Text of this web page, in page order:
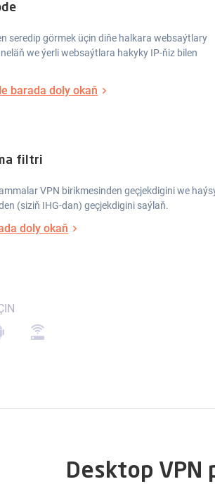
seredip görmek üçin diňe halkara websaýtlary
we ýerli websaýtlara hakyky IP-ňiz bilen
barada doly okaň
filtri
VPN birikmesinden geçjekdigini we
(siziň IHG-dan) geçjekdigini saýlaň.
doly okaň
Desktop VPN